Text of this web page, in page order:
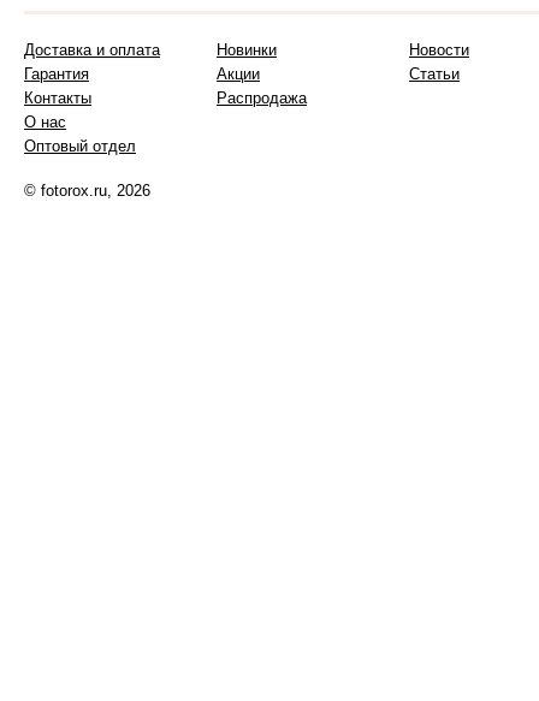
Доставка и оплата
Гарантия
Контакты
О нас
Оптовый отдел
Новинки
Акции
Распродажа
Новости
Статьи
© fotorox.ru, 2026